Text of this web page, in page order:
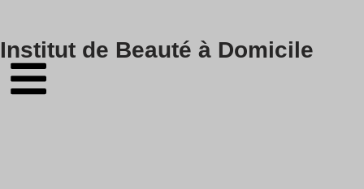
Skip
to
content
Institut de Beauté à Domicile